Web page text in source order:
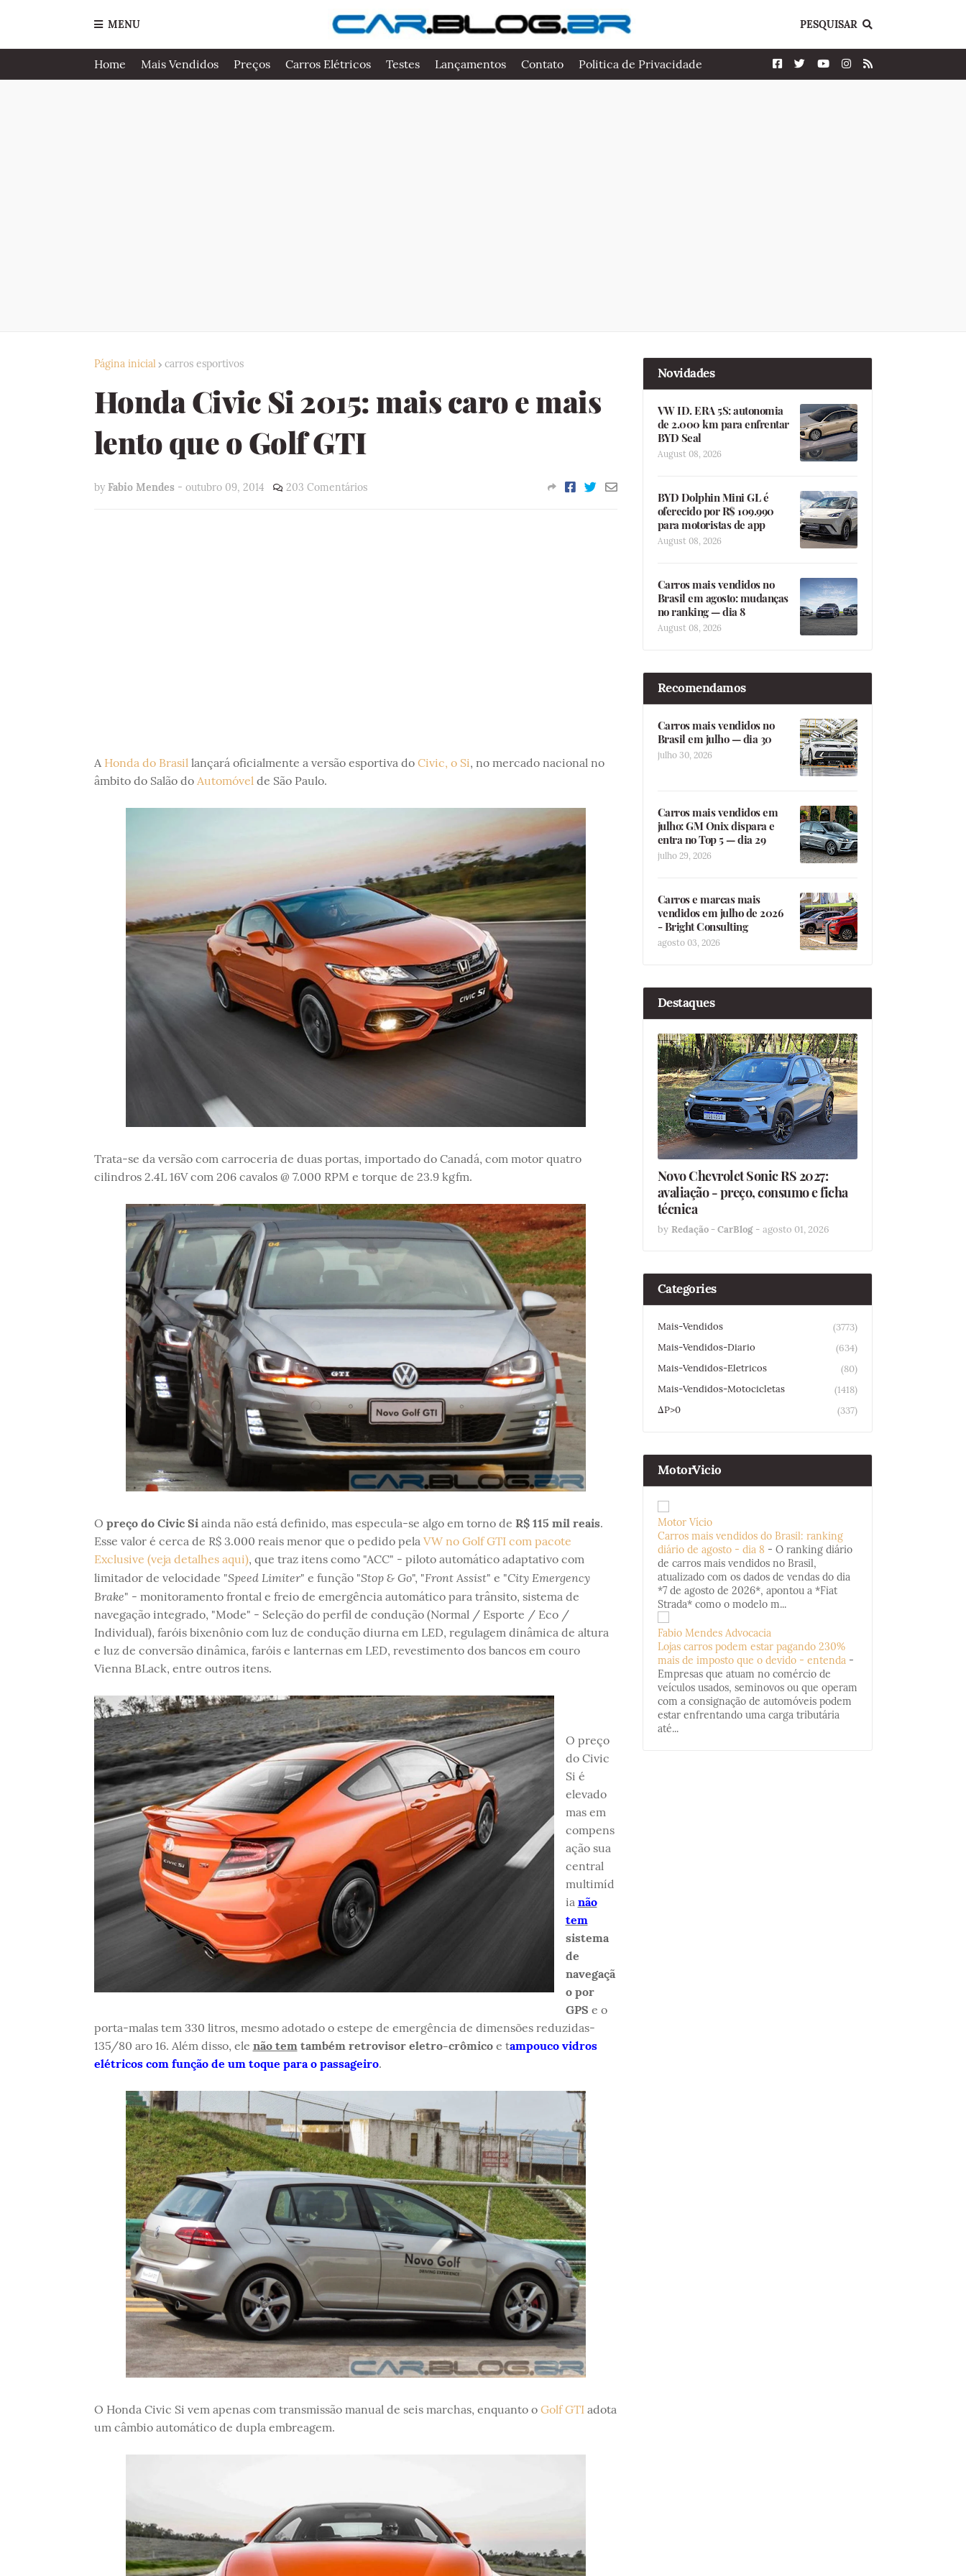
MENU PESQUISAR
Home Mais Vendidos Preços Carros Elétricos Testes Lançamentos Contato Politica de Privacidade
Página inicial carros esportivos
Honda Civic Si 2015: mais caro e mais
lento que o Golf GTI
by Fabio Mendes - outubro 09, 2014 203 Comentários
A Honda do Brasillançará oficialmente a versão esportiva do Civic, o Si, no mercado nacional no
âmbito do Salão do Automóvelde São Paulo.
Trata-se da versão com carroceria de duas portas, importado do Canadá, com motor quatro
cilindros 2.4L 16V com 206 cavalos @ 7.000 RPM e torque de 23.9 kgfm.
O preço do Civic Si ainda não está definido, mas especula-se algo em torno de R$ 115 mil reais.
Esse valor é cerca de R$ 3.000 reais menor que o pedido pela VW no Golf GTI com pacote
Exclusive (veja detalhes aqui), que traz itens como "ACC" - piloto automático adaptativo com
limitador de velocidade "Speed Limiter" e função "Stop & Go", "Front Assist" e "City Emergency
Brake" - monitoramento frontal e freio de emergência automático para trânsito, sistema de
navegação integrado, "Mode" - Seleção do perfil de condução (Normal / Esporte / Eco /
Individual), faróis bixenônio com luz de condução diurna em LED, regulagem dinâmica de altura
e luz de conversão dinâmica, faróis e lanternas em LED, revestimento dos bancos em couro
Vienna BLack, entre outros itens.
O preço
do Civic
Si é
elevado
mas em
compens
ação sua
central
multimíd
ia não
tem
sistema
de
navegaçã
o por
GPS e o
porta-malas tem 330 litros, mesmo adotado o estepe de emergência de dimensões reduzidas-
135/80 aro 16. Além disso, ele não tem também retrovisor eletro-crômicoe tampouco vidros
elétricos com função de um toque para o passageiro.
O Honda Civic Si vem apenas com transmissão manual de seis marchas, enquanto o Golf GTIadota
um câmbio automático de dupla embreagem.
Novidades
VW ID. ERA 5S: autonomia
de 2.000 km para enfrentar
BYD Seal
August 08, 2026
BYD Dolphin Mini GL é
oferecido por R$ 109.990
para motoristas de app
August 08, 2026
Carros mais vendidos no
Brasil em agosto: mudanças
no ranking — dia 8
August 08, 2026
Recomendamos
Carros mais vendidos no
Brasil em julho — dia 30
julho 30, 2026
Carros mais vendidos em
julho: GM Onix dispara e
entra no Top 5 — dia 29
julho 29, 2026
Carros e marcas mais
vendidos em julho de 2026
- Bright Consulting
agosto 03, 2026
Destaques
Novo Chevrolet Sonic RS 2027:
avaliação - preço, consumo e ficha
técnica
by Redação - CarBlog - agosto 01, 2026
Categories
Mais-Vendidos
(3773)
Mais-Vendidos-Diario
(634)
Mais-Vendidos-Eletricos
(80)
Mais-Vendidos-Motocicletas
(1418)
ΔP>0
(337)
MotorVicio
Motor Vício
Carros mais vendidos do Brasil: ranking
diário de agosto - dia 8 - O ranking diário
de carros mais vendidos no Brasil,
atualizado com os dados de vendas do dia
*7 de agosto de 2026*, apontou a *Fiat
Strada* como o modelo m...
Fabio Mendes Advocacia
Lojas carros podem estar pagando 230%
mais de imposto que o devido - entenda -
Empresas que atuam no comércio de
veículos usados, seminovos ou que operam
com a consignação de automóveis podem
estar enfrentando uma carga tributária
até...